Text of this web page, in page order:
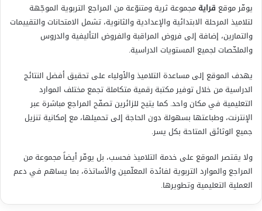
يوفّر موقع قرايةمجموعة ثرية ومتنوّعة من المراجع التربوية الموجّهة
لتلاميذ المرحلة الابتدائية والإعدادية والثانوية، تشمل الامتحانات والتقييمات
والتمارين، إضافة إلى فروض المراقبة والفروض التأليفية والدروس
والملخّصات لجميع المستويات الدراسية.
يهدف الموقع إلى مساعدة التلاميذ والأولياء على تحقيق أفضل النتائج
الدراسية من خلال توفير مكتبة رقمية متكاملة تجمع مختلف الموارد
التعليمية في مكان واحد. كما يتيح للزائرين تصفّح المراجع مباشرة عبر
الإنترنت، وطباعتها بسهولة دون الحاجة إلى تحميلها، مع إمكانية تنزيل
جميع الوثائق المتاحة بكل يسر.
ولا يقتصر الموقع على خدمة التلاميذ فحسب، بل يوفّر أيضاً مجموعة من
المراجع والموارد التربوية لفائدة المعلّمين والأساتذة، بما يساهم في دعم
العملية التعليمية وتطويرها.